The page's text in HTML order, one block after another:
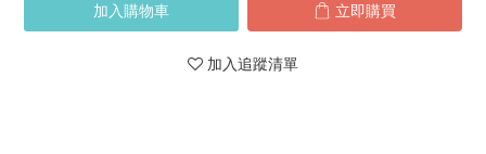
加入購物車 立即購買
加入追蹤清單